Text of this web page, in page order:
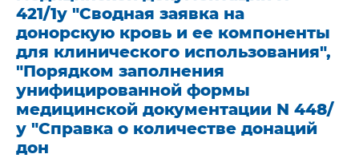
421/1у "Сводная заявка на
донорскую кровь и ее компоненты
для клинического использования",
"Порядком заполнения
унифицированной формы
медицинской документации N 448/
у "Справка о количестве донаций
дон